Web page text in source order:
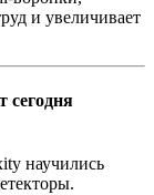
и увеличивает
сегодня
научились